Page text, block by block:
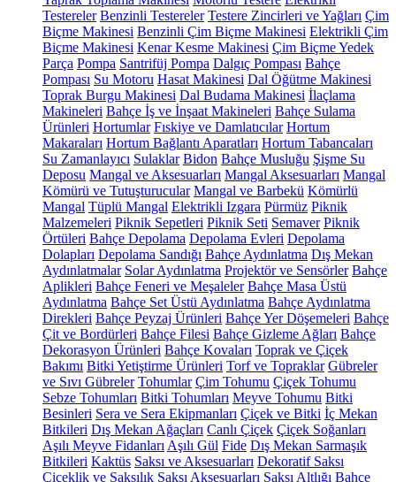
Testereler Benzinli Testereler Testere Zincirleri ve Yağları Çim
Biçme Makinesi Benzinli Çim Biçme Makinesi Elektrikli Çim
Biçme Makinesi Kenar Kesme Makinesi Çim Biçme Yedek
Parça Pompa Santrifüj Pompa Dalgıç Pompası Bahçe
Pompası Su Motoru Hasat Makinesi Dal Öğütme Makinesi
Toprak Burgu Makinesi Dal Budama Makinesi İlaçlama
Makineleri Bahçe İş ve İnşaat Makineleri Bahçe Sulama
Ürünleri Hortumlar Fıskiye ve Damlatıcılar Hortum
Makaraları Hortum Bağlantı Aparatları Hortum Tabancaları
Su Zamanlayıcı Sulaklar Bidon Bahçe Musluğu Şişme Su
Deposu Mangal ve Aksesuarları Mangal Aksesuarları Mangal
Kömürü ve Tutuşturucular Mangal ve Barbekü Kömürlü
Mangal Tüplü Mangal Elektrikli Izgara Pürmüz Piknik
Malzemeleri Piknik Sepetleri Piknik Seti Semaver Piknik
Örtüleri Bahçe Depolama Depolama Evleri Depolama
Dolapları Depolama Sandığı Bahçe Aydınlatma Dış Mekan
Aydınlatmalar Solar Aydınlatma Projektör ve Sensörler Bahçe
Aplikleri Bahçe Feneri ve Meşaleler Bahçe Masa Üstü
Aydınlatma Bahçe Set Üstü Aydınlatma Bahçe Aydınlatma
Direkleri Bahçe Peyzaj Ürünleri Bahçe Yer Döşemeleri Bahçe
Çit ve Bordürleri Bahçe Filesi Bahçe Gizleme Ağları Bahçe
Dekorasyon Ürünleri Bahçe Kovaları Toprak ve Çiçek
Bakımı Bitki Yetiştirme Ürünleri Torf ve Topraklar Gübreler
ve Sıvı Gübreler Tohumlar Çim Tohumu Çiçek Tohumu
Sebze Tohumları Bitki Tohumları Meyve Tohumu Bitki
Besinleri Sera ve Sera Ekipmanları Çiçek ve Bitki İç Mekan
Bitkileri Dış Mekan Ağaçları Canlı Çiçek Çiçek Soğanları
Aşılı Meyve Fidanları Aşılı Gül Fide Dış Mekan Sarmaşık
Bitkileri Kaktüs Saksı ve Aksesuarları Dekoratif Saksı
Çiçeklik ve Saksılık Saksı Aksesuarları Saksı Altlığı Bahçe